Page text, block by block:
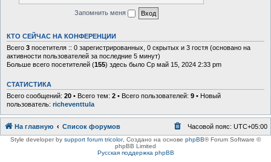
Запомнить меня
КТО СЕЙЧАС НА КОНФЕРЕНЦИИ
Всего 3 посетителя :: 0 зарегистрированных, 0 скрытых и 3 гостя (основано на
активности пользователей за последние 5 минут)
Больше всего посетителей (155) здесь было Ср май 15, 2024 2:33 pm
СТАТИСТИКА
Всего сообщений: 20 • Всего тем: 2 • Всего пользователей: 9 • Новый
пользователь: richeventtula
На главную Список форумов Часовой пояс: UTC+05:00
Style developer by support forum tricolor, Создано на основе phpBB® Forum Software ©
phpBB Limited
Русская поддержка phpBB